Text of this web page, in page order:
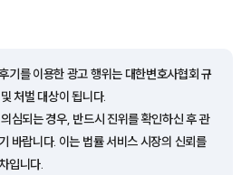
팀소개
팀소개
대륜의 강점
오시는 길
벌 파트너 로펌
기를 이용한 광고 행위는 대한변호사협회 규
처벌 대상이 됩니다.
심되는 경우, 반드시 진위를 확인하신 후 관
바랍니다. 이는 법률 서비스 시장의 신뢰를
입니다.